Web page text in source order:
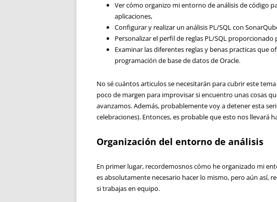
Ver cómo organizo mi entorno de análisis de código
aplicaciones,
Configurary realizar un análisis PL/SQL con
Personalizarel perfil de reglas PL/SQL proporcionado
Examinar lasdiferentes reglas y benas practicasque
programación de base de datos de Oracle.
No sécuántos articulosse necesitarán paracubrir estetema
poco de margen para improvisar si encuentro unas cosas
avanzamos.Además, probablementevoya detener esta
celebraciones). Entonces, es probable que esto nos llevará
Organización del entorno de análisis
En primer lugar, recordemosnos cómo he organizado mi
es absolutamente necesario hacer lo mismo, pero aún así,
si trabajas en equipo.